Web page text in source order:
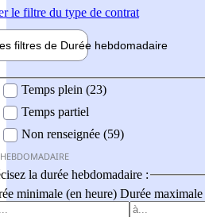
le filtre du type de contrat
filtres de Durée hebdomadaire
Temps plein (23)
Temps partiel
Non renseignée (59)
la durée hebdomadaire :
minimale (en heure) Durée